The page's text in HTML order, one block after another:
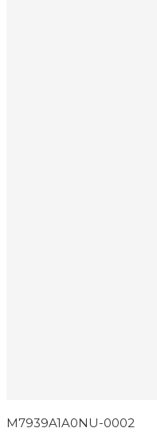
M7939A1A0NU-0002